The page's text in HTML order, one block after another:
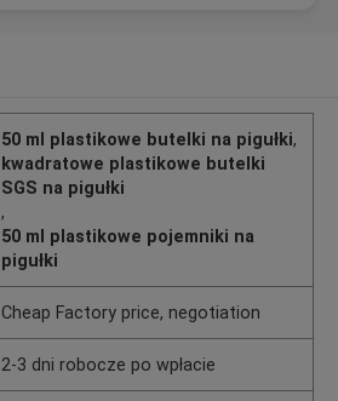
50 ml plastikowe butelki na pigułki,
kwadratowe plastikowe butelki
SGS na pigułki
,
50 ml plastikowe pojemniki na
pigułki
Cheap Factory price, negotiation
2-3 dni robocze po wpłacie